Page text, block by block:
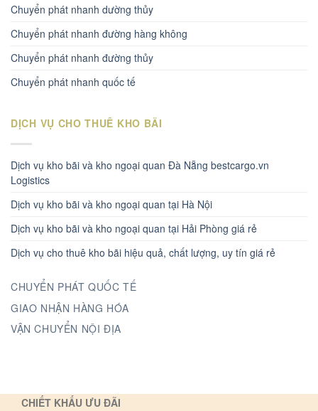
Chuyển phát nhanh dường thủy
Chuyển phát nhanh đường hàng không
Chuyển phát nhanh đường thủy
Chuyển phát nhanh quốc tế
DỊCH VỤ CHO THUÊ KHO BÃI
Dịch vụ kho bãi và kho ngoại quan Đà Nẵng bestcargo.vn
Logistics
Dịch vụ kho bãi và kho ngoại quan tại Hà Nội
Dịch vụ kho bãi và kho ngoại quan tại Hải Phòng giá rẻ
Dịch vụ cho thuê kho bãi hiệu quả, chất lượng, uy tín giá rẻ
CHUYỂN PHÁT QUỐC TẾ
GIAO NHẬN HÀNG HÓA
VẬN CHUYỂN NỘI ĐỊA
CHIẾT KHẤU ƯU ĐÃI